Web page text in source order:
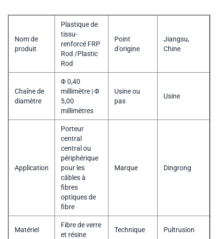
Nom de
produit
Plastique de
tissu-
renforcé FRP
Rod /Plastic
Rod
Point
d'origine
Jiangsu,
Chine
Chaîne de
diamètre
Φ 0,40
millimètre | Φ
5,00
millimètres
Usine ou
pas
Usine
Application
Porteur
central
central ou
périphérique
pour les
câbles à
fibres
optiques de
fibre
Marque Dingrong
Matériel
Fibre de verre
et résine
Technique Pultrusion